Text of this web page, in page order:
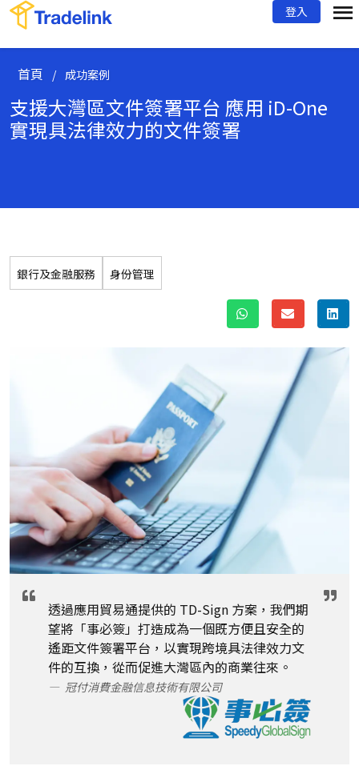
登入
首頁 / 成功案例
支援大灣區文件簽署平台 應用 iD-One
實現具法律效力的文件簽署
銀行及金融服務 身份管理
透過應用貿易通提供的 TD-Sign 方案，我們期
望將「事必簽」打造成為一個既方便且安全的
遙距文件簽署平台，以實現跨境具法律效力文
件的互換，從而促進大灣區內的商業往來。
— 冠付消費金融信息技術有限公司